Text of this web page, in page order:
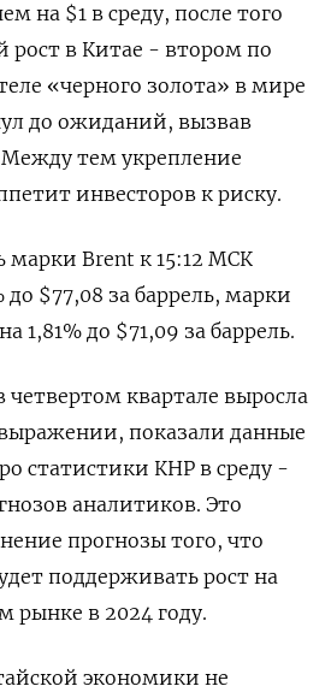
на $1 в среду, после того
рост в Китае - втором по
«черного золота» в мире
до ожиданий, вызвав
Между тем укрепление
инвесторов к риску.
марки Brent к 15:12 МСК
до $77,08 за баррель, марки
1,81% до $71,09 за баррель.
квартале выросла
показали данные
статистики КНР в среду -
аналитиков. Это
прогнозы того, что
поддерживать рост на
в 2024 году.
экономики не